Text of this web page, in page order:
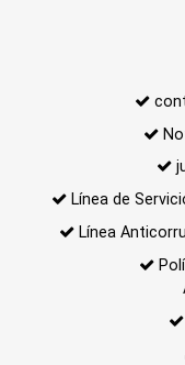
Línea de
Línea